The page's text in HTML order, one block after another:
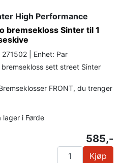
High Performance
bremsekloss Sinter til 1
271502 | Enhet: Par
bremsekloss sett street Sinter
FRONT, du trenger
lager i Førde
585,-
Kjøp